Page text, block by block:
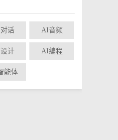
灵AI
话 AI音频
计 AI编程
能体